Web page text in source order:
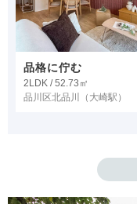
品格に佇む
2LDK / 52.73㎡
品川区北品川
（大崎駅）